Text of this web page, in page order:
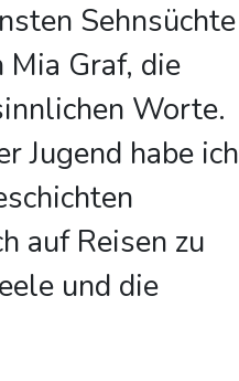
Sehnsüchte
Graf, die
Worte.
Jugend habe ich
auf Reisen zu
und die